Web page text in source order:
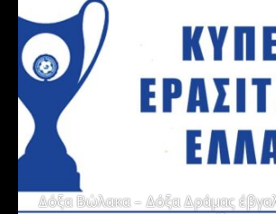
Δόξα Βώλακα – Δόξα Δράμας